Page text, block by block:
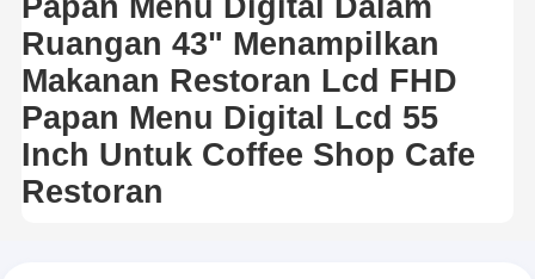
Ruangan 43" Menampilkan
Makanan Restoran Lcd FHD
Papan Menu Digital Lcd 55
Inch Untuk Coffee Shop Cafe
Restoran